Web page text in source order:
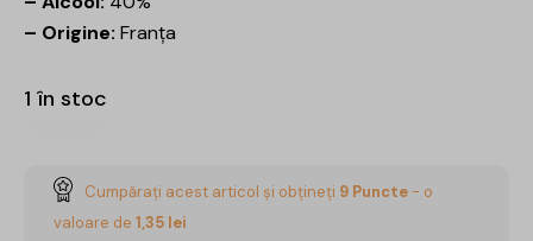
– Origine: Franța
1 în stoc
Cumpărați acest articol și obțineți 9 Puncte - o
valoare de 1,35 lei